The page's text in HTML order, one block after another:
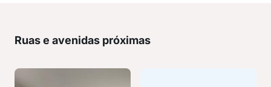
Ruas e avenidas próximas